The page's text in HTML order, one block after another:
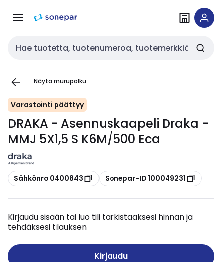
navigointiinsisältöön
Haku
Näytä murupolku
Varastointi päättyy
DRAKA - Asennuskaapeli Draka -
MMJ 5X1,5 S K6M/500 Eca
Kopioi
Sähkönro 0400843 Kopioi
Sonepar-ID 100049231
Kirjaudu sisään tai luo tili tarkistaaksesi hinnan ja
tehdäksesi tilauksen
Kirjaudu